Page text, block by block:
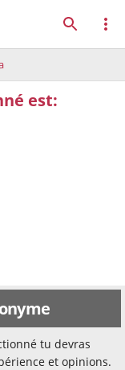
est:
tu devras
et opinions.